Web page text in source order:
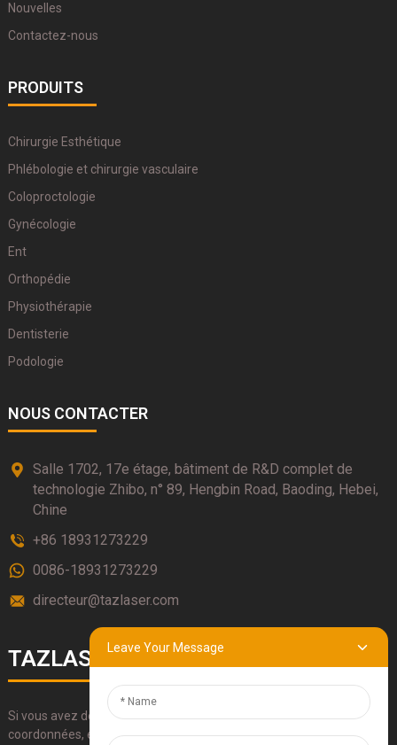
Nouvelles
Contactez-nous
PRODUITS
Chirurgie Esthétique
Phlébologie et chirurgie vasculaire
Coloproctologie
Gynécologie
Ent
Orthopédie
Physiothérapie
Dentisterie
Podologie
NOUS CONTACTER
Salle 1702, 17e étage, bâtiment de R&D complet de
technologie Zhibo, n° 89, Hengbin Road, Baoding, Hebei,
Chine
+86 18931273229
0086-18931273229
directeur@tazlaser.com
TAZLASERS
Si vous avez des questions sur nos produits, veuillez utiliser nos
coordonnées, envoyez-nous un e-mail ou appelez-nous
Leave Your Message